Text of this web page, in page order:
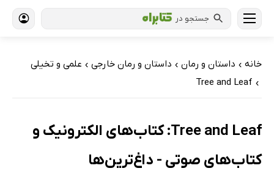
جستجو در
خانه › داستان و رمان › داستان و رمان خارجی › علمی و تخیلی
›
Tree and Leaf
Tree and Leaf: کتاب‌های الکترونیک و
کتاب‌های صوتی - داغ‌ترین‌ها